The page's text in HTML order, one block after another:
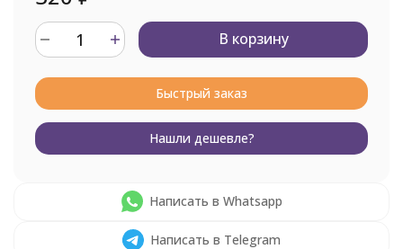
В корзину
Быстрый заказ
Нашли дешевле?
Написать в Whatsapp
Написать в Telegram